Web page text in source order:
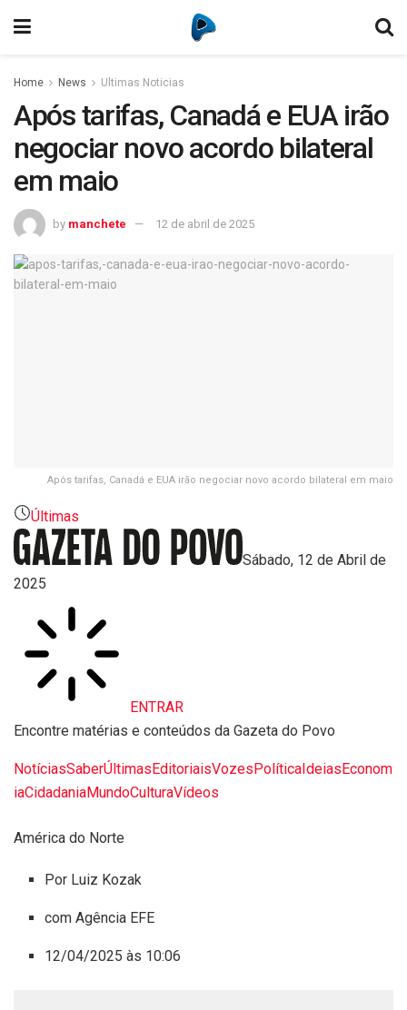
Home News Ultimas Noticias
Após tarifas, Canadá e EUA irão
negociar novo acordo bilateral
em maio
by manchete 12 de abril de 2025
Após tarifas, Canadá e EUA irão negociar novo acordo bilateral em maio
Últimas
Sábado, 12 de Abril de
2025
ENTRAR
Encontre matérias e conteúdos da Gazeta do Povo
NotíciasSaberÚltimas EditoriaisVozes Política Ideias Econom
iaCidadaniaMundoCulturaVídeos
América do Norte
Por Luiz Kozak
com Agência EFE
12/04/2025 às 10:06